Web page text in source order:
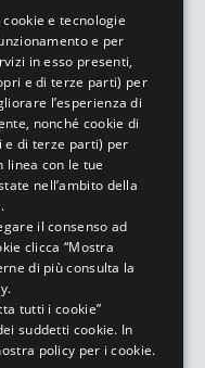
e tecnologie
e per
in esso presenti,
e di terze parti) per
l’esperienza di
nonché cookie di
di terze parti) per
linea con le tue
nell’ambito della
il consenso ad
clicca “Mostra
di più consulta la
tutti i cookie”
suddetti cookie. In
policy per i cookie.